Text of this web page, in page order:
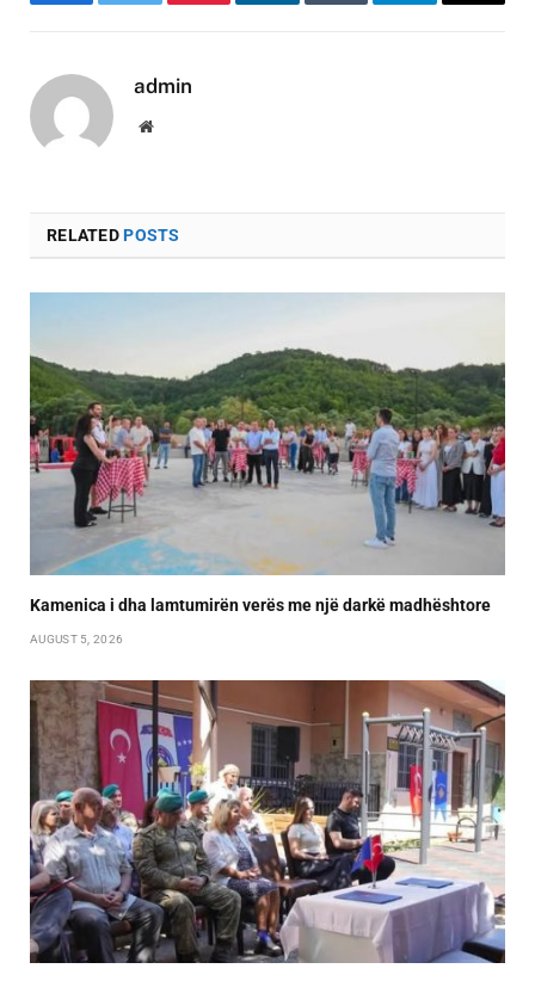
admin
Website
RELATEDPOSTS
Kamenica i dha lamtumirën verës me një darkë madhështore
AUGUST 5, 2026